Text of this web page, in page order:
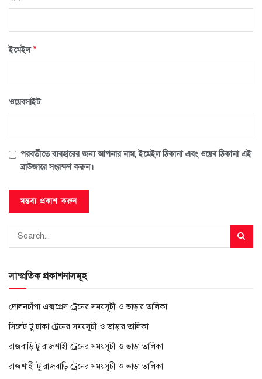
ইমেইল*
ওয়েবসাইট
পরবর্তীতে ব্যবহারের জন্য আপনার নাম, ইমেইল ঠিকানা এবং ওয়েব ঠিকানা এই
ব্রাউজারে সংরক্ষণ করুন।
সাম্প্রতিক প্রকাশনাসমূহ
দোলনচাঁপা এক্সপ্রেস ট্রেনের সময়সূচী ও ভাড়ার তালিকা
সিলেট টু ঢাকা ট্রেনের সময়সূচী ও ভাড়ার তালিকা
রাজবাড়ি টু রাজশাহী ট্রেনের সময়সূচী ও ভাড়া তালিকা
রাজশাহী টু রাজবাড়ি ট্রেনের সময়সূচী ও ভাড়া তালিকা